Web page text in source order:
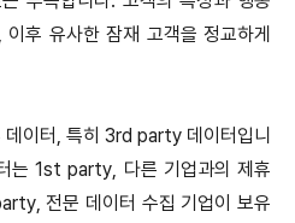
후 유사한 잠재 고객을 정교하게
데이터, 특히 3rd party 데이터입니
는 1st party, 다른 기업과의 제휴
전문 데이터 수집 기업이 보유